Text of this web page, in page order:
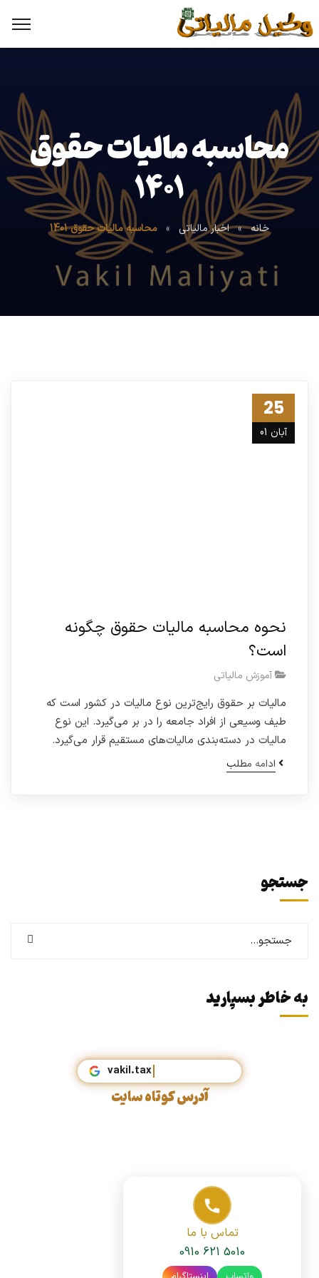
محاسبه مالیات حقوق
1401
خانه » اخبار مالیاتی » محاسبه مالیات حقوق 1401
25
آبان 01
نحوه محاسبه مالیات حقوق چگونه
است؟
آموزش مالیاتی
مالیات بر حقوق رایج‌ترین نوع مالیات در کشور است که
طیف وسیعی از افراد جامعه را در بر می‌گیرد. این نوع
مالیات در دسته‌بندی مالیات‌های مستقیم قرار می‌گیرد.
ادامه مطلب
جستجو
به خاطر بسپارید
vakil.tax
آدرس کوتاه سایت
تماس با ما
0910 621 5010